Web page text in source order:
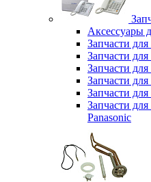
Аксессуары
Запчасти
Запчасти для
Запчасти
Запчасти
Запчасти
Запчасти
Panasonic